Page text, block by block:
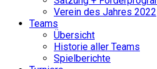
Verein des Jahres 2022
Teams
Übersicht
Historie aller Teams
Spielberichte